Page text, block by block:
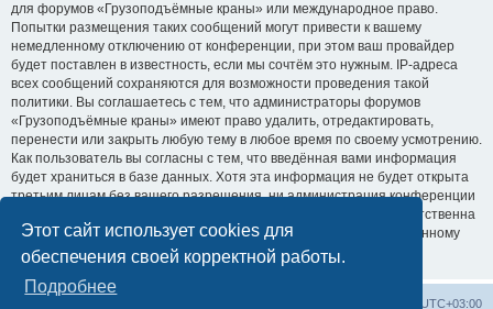
Этот сайт использует cookies для
обеспечения своей корректной работы.
Подробнее
для форумов «Грузоподъёмные краны» или международное право.
Попытки размещения таких сообщений могут привести к вашему
немедленному отключению от конференции, при этом ваш провайдер
будет поставлен в известность, если мы сочтём это нужным. IP-адреса
всех сообщений сохраняются для возможности проведения такой
политики. Вы соглашаетесь с тем, что администраторы форумов
«Грузоподъёмные краны» имеют право удалить, отредактировать,
перенести или закрыть любую тему в любое время по своему усмотрению.
Как пользователь вы согласны с тем, что введённая вами информация
будет храниться в базе данных. Хотя эта информация не будет открыта
третьим лицам без вашего разрешения, ни администрация конференции
«Грузоподъёмные краны», ни phpBB Limited не может быть ответственна
за действия хакеров, которые могут привести к несанкционированному
доступу к ней.
UTC+03:00